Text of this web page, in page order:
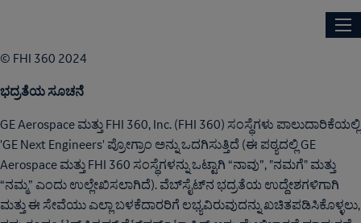
content
Main
© FHI 360 2024
ಭದ್ರತೆಯ ಸೂಚನೆ
GE Aerospace ಮತ್ತು FHI 360, Inc. (FHI 360) ಸಂಸ್ಥೆಗಳು ಪಾಲುದಾರಿಕೆಯಲ್ಲಿ
'GE Next Engineers' ಪ್ರೋಗ್ರಾಂ ಅನ್ನು ಒದಗಿಸುತ್ತಿದೆ (ಈ ಪಠ್ಯದಲ್ಲಿ GE
Aerospace ಮತ್ತು FHI 360 ಸಂಸ್ಥೆಗಳನ್ನು ಒಟ್ಟಾಗಿ “ನಾವು”, "ನಮಗೆ" ಮತ್ತು
“ನಮ್ಮ” ಎಂದು ಉಲ್ಲೇಖಿಸಲಾಗಿದೆ). ವೆಬ್‌ಸೈಟ್‌ನ ಭದ್ರತೆಯ ಉದ್ದೇಶಗಳಿಗಾಗಿ
ಮತ್ತು ಈ ಸೇವೆಯು ಎಲ್ಲಾ ಬಳಕೆದಾರರಿಗೆ ಲಭ್ಯವಿರುವುದನ್ನು ಖಚಿತಪಡಿಸಿಕೊಳ್ಳಲು,